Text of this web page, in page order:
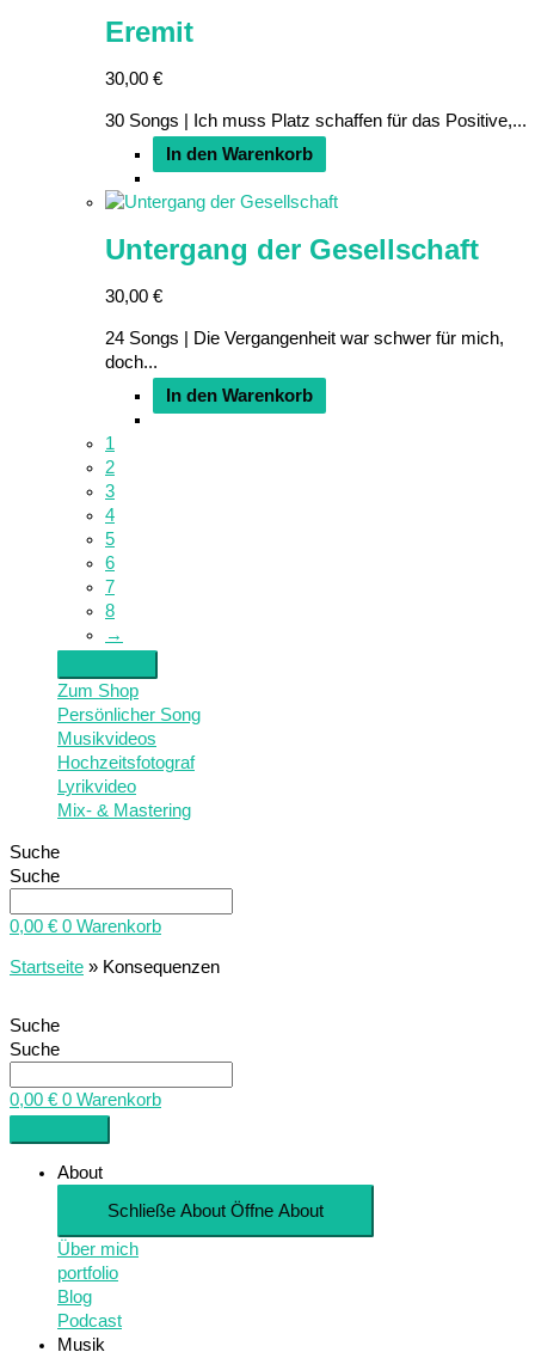
Eremit
30,00 €
30 Songs | Ich muss Platz schaffen für das Positive,...
In den Warenkorb
Untergang der Gesellschaft
30,00 €
24 Songs | Die Vergangenheit war schwer für mich,
doch...
In den Warenkorb
1
2
3
4
5
6
7
8
→
Zum Shop
Persönlicher Song
Musikvideos
Hochzeitsfotograf
Lyrikvideo
Mix- & Mastering
Suche
Suche
0,00 € 0 Warenkorb
Startseite » Konsequenzen
Suche
Suche
0,00 € 0 Warenkorb
About
Schließe About Öffne About
Über mich
portfolio
Blog
Podcast
Musik